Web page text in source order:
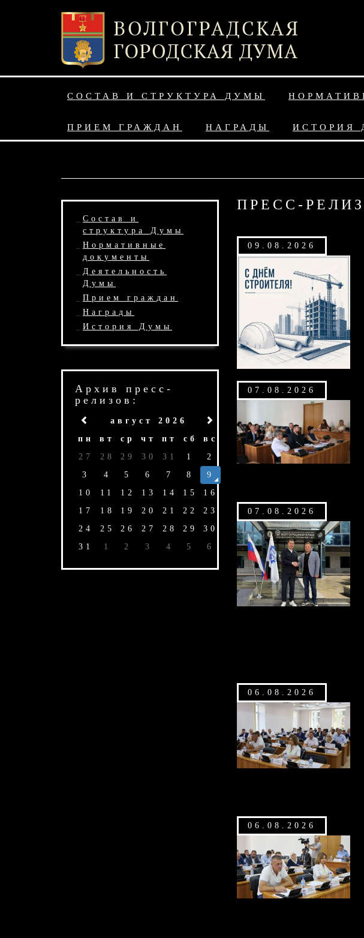
СОСТАВ И СТРУКТУРА ДУМЫ
ПРИЕМ ГРАЖДАН НАГРАДЫ ИСТОРИЯ
Состав и
структура Думы
Нормативные
документы
Деятельность
Думы
Прием граждан
Награды
История Думы
Архив пресс-
релизов:
август 2026
пн
вт ср чт пт сб
вс
27
28 29 30 31 1
2
3
4 5 6 7 8
9
10
11 12 13 14 15
16
17
18 19 20 21 22
23
24
25 26 27 28 29
30
31
1 2 3 4 5 6
ПРЕСС-
09.08.2026
07.08.2026
07.08.2026
06.08.2026
06.08.2026